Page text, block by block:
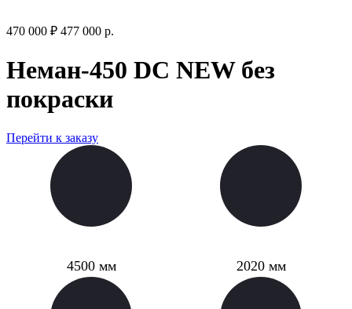
470 000 ₽ 477 000 р.
Неман-450 DC NEW без
покраски
Перейти к заказу
4500 мм 2020 мм